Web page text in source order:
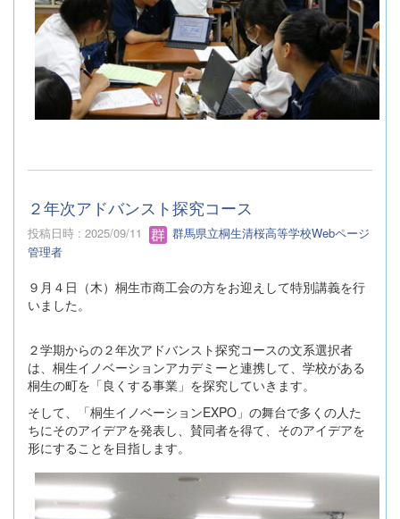
２年次アドバンスト探究コース
投稿日時 : 2025/09/11
群馬県立桐生清桜高等学校Webページ
管理者
９月４日（木）桐生市商工会の方をお迎えして特別講義を行
いました。
２学期からの２年次アドバンスト探究コースの文系選択者
は、桐生イノベーションアカデミーと連携して、学校がある
桐生の町を「良くする事業」を探究していきます。
そして、「桐生イノベーションEXPO」の舞台で多くの人た
ちにそのアイデアを発表し、賛同者を得て、そのアイデアを
形にすることを目指します。